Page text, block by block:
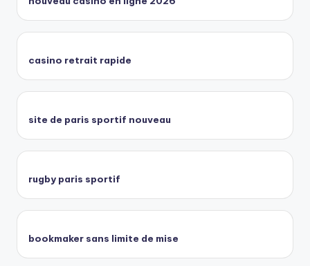
casino retrait rapide
site de paris sportif nouveau
rugby paris sportif
bookmaker sans limite de mise